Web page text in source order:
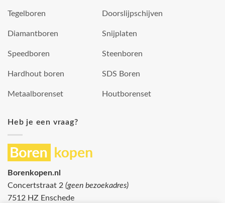
Tegelboren
Diamantboren
Speedboren
Hardhout boren
Metaalborenset
Doorslijpschijven
Snijplaten
Steenboren
SDS Boren
Houtborenset
Heb je een vraag?
Borenkopen.nl
Concertstraat 2 (geen bezoekadres)
7512 HZ Enschede